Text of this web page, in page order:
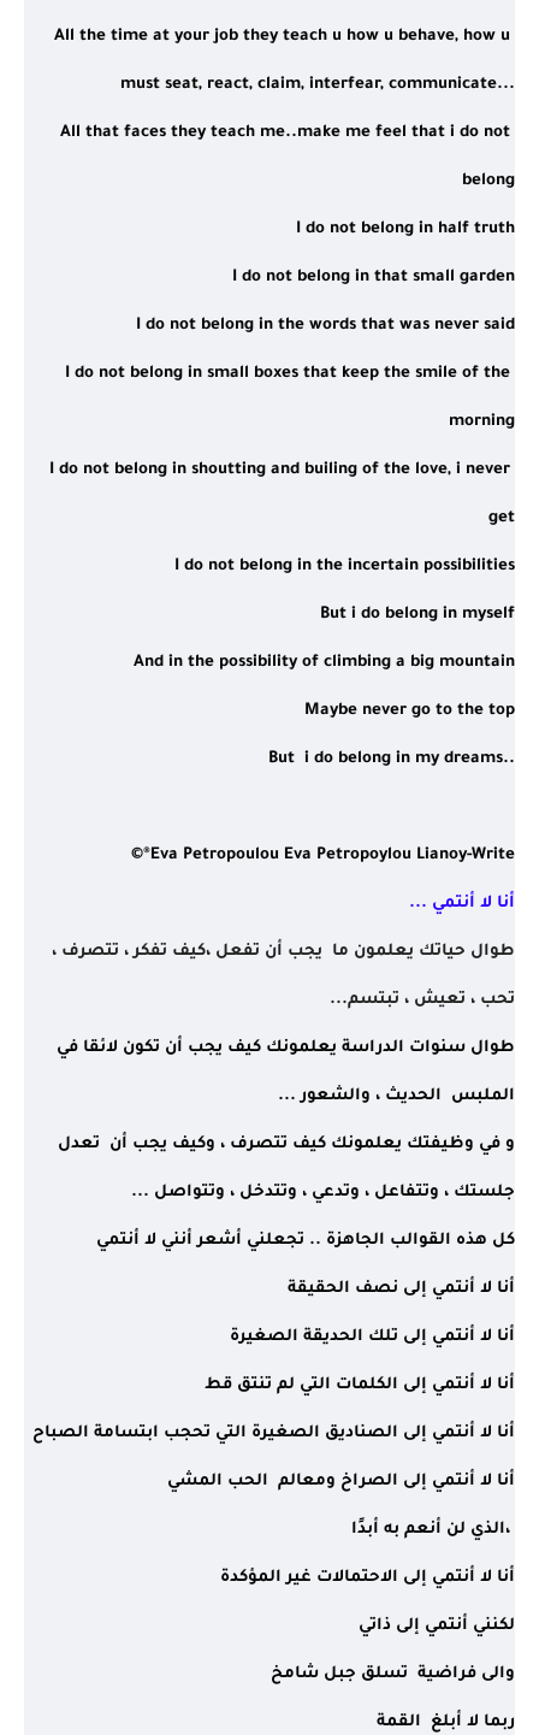
All the time at your job they teach u how u behave, how u
must seat, react, claim, interfear, communicate...
All that faces they teach me..make me feel that i do not
belong
I do not belong in half truth
I do not belong in that small garden
I do not belong in the words that was never said
I do not belong in small boxes that keep the smile of the
morning
I do not belong in shoutting and builing of the love, i never
get
I do not belong in the incertain possibilities
But i do belong in myself
And in the possibility of climbing a big mountain
Maybe never go to the top
But  i do belong in my dreams..
©®Eva Petropoulou Eva Petropoylou Lianoy-Write
أنا لا أنتمي ...
تحب ، تعيش ، تبتسم...
الملبس  الحديث ، والشعور ...
جلستك ، وتتفاعل ، وتدعي ، وتتدخل ، وتتواصل ...
كل هذه القوالب الجاهزة .. تجعلني أشعر أنني لا أنتمي
أنا لا أنتمي إلى نصف الحقيقة
أنا لا أنتمي إلى تلك الحديقة الصغيرة
أنا لا أنتمي إلى الكلمات التي لم تنتق قط
أنا لا أنتمي إلى الصناديق الصغيرة التي تحجب ابتسامة الصباح
أنا لا أنتمي إلى الصراخ ومعالم  الحب المشي
أنا لا أنتمي إلى الاحتمالات غير المؤكدة
لكنني أنتمي إلى ذاتي
والى فراضية  تسلق جبل شامخ
ربما لا أبلغ  القمة